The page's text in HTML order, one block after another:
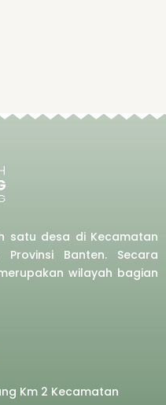
satu desa di Kecamatan
Provinsi Banten. Secara
wilayah bagian
Km 2 Kecamatan